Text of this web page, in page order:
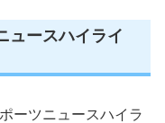
ュースハイライ
ーツニュースハイラ